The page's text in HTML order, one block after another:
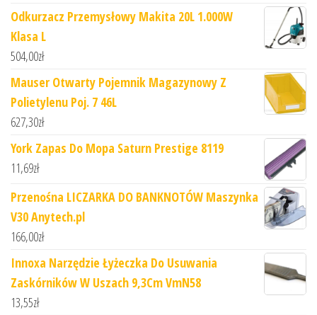
Odkurzacz Przemysłowy Makita 20L 1.000W
Klasa L
504,00zł
Mauser Otwarty Pojemnik Magazynowy Z
Polietylenu Poj. 7 46L
627,30zł
York Zapas Do Mopa Saturn Prestige 8119
11,69zł
Przenośna LICZARKA DO BANKNOTÓW Maszynka
V30 Anytech.pl
166,00zł
Innoxa Narzędzie Łyżeczka Do Usuwania
Zaskórników W Uszach 9,3Cm VmN58
13,55zł